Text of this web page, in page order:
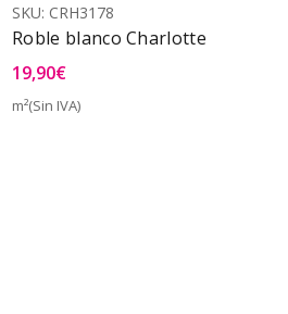
SKU: CRH3178
Roble blanco Charlotte
19,90€
m²(Sin IVA)